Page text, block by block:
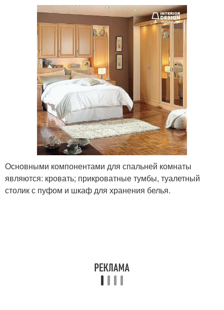
Основными компонентами для спальней комнаты
являются: кровать; прикроватные тумбы, туалетный
столик с пуфом и шкаф для хранения белья.